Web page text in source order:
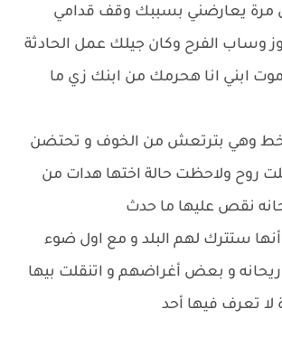
مرة يعارضني بسببك وقف قدامي
وساب الفرح وكان جيلك عمل الحادثة
ابني انا هحرمك من ابنك زي ما
وهي بترتعش من الخوف و تحتضن
روح ولاحظت حالة اختها هدات من
نقص عليها ما حدث
أنها ستترك لهم البلد و مع اول ضوء
و بعض أغراضهم و اتنقلت بيها
لا تعرف فيها أحد